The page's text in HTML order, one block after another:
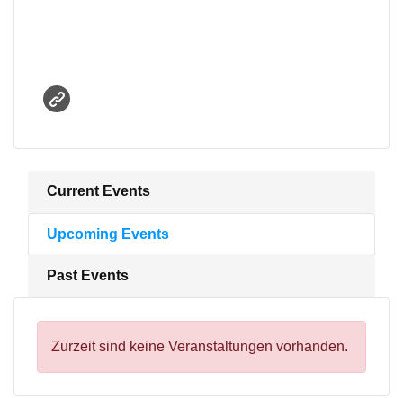
Current Events
Upcoming Events
Past Events
Zurzeit sind keine Veranstaltungen vorhanden.